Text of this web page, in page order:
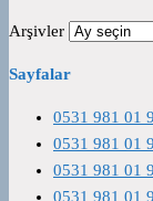
Arşivler
Sayfalar
0531 981 01
0531 981 01
0531 981 01
0531 981 01